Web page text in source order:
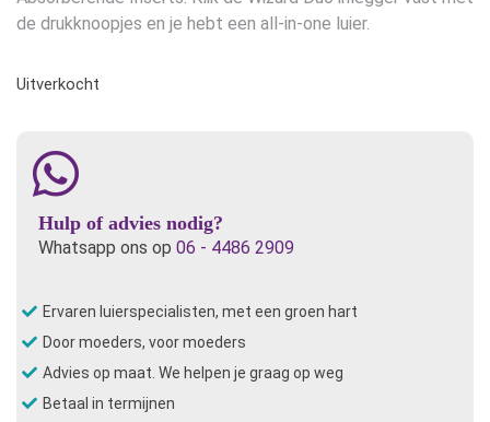
de drukknoopjes en je hebt een all-in-one luier.
Uitverkocht
Hulp of advies nodig?
Whatsapp ons op 06 - 4486 2909
Ervaren luierspecialisten, met een groen hart
Door moeders, voor moeders
Advies op maat. We helpen je graag op weg
Betaal in termijnen